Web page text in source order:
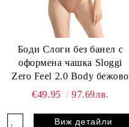
Боди Слоги без банел с
оформена чашка Sloggi
Zero Feel 2.0 Body бежово
€49.95
97.69лв.
Виж детайли